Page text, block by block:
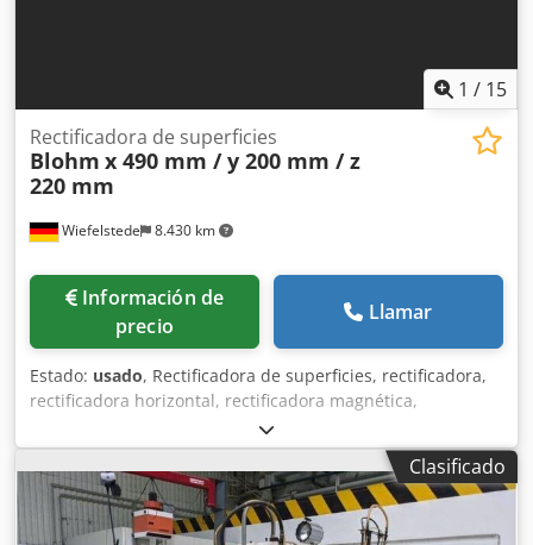
1 / 15
Wiefelstede 8.430 km
Rectificadora de superficies
Blohm x 490 mm / y 200 mm / z
220 mm
Información de
precio
Llamar
Estado: usado, Rectificadora de superficies, rectificadora,
rectificadora horizontal, rectificadora magnética,
rectificadora de herramientas Chodpfet N Adbjx Abboa -
Fabricante: Blohm, rectificadora de superficies horizontal -
Tamaño de la mesa: 770 x 140 mm, giratoria -Recorrido: x
490 mm / y 200 mm / z 220 mm -Dimensiones:
1030/870/H1510 mm -Peso total: 403 kg
Clasificado